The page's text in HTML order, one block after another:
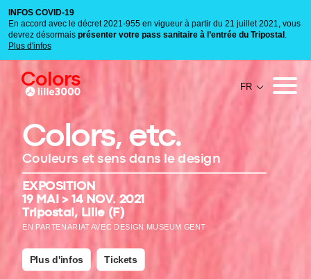
INFOS COVID-19
En accord avec le décret 2021-955 en vigueur à partir du 21 juillet 2021, vous
devrez désormais présenter votre pass sanitaire à l’entrée du Tripostal
Plus d'infos
Colors
Colors, etc.
Couleurs et sens dans le design
EXPOSITION
19 MAI > 14 NOV. 2021
Tripostal, Lille (F)
EN PARTENARIAT AVEC DESIGN MUSEUM GENT
Plus d'infos Tickets